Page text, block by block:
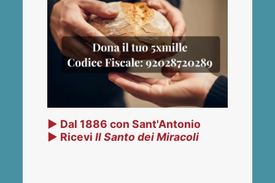
▶ Dal 1886 con Sant'Antonio
▶ RiceviIl Santo dei Miracoli